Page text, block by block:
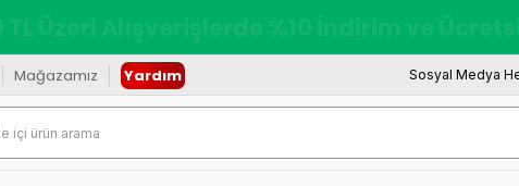
Mağazamız Yardım Sosyal Medya